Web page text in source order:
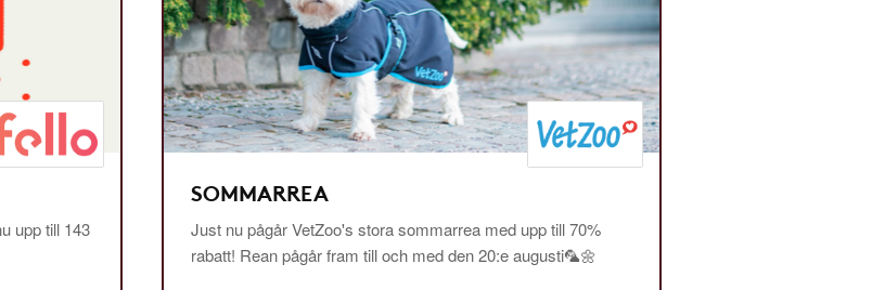
upp till 143
SOMMARREA
Just nu pågår VetZoo's stora sommarrea med upp till 70%
rabatt! Rean pågår fram till och med den 20:e augusti🦜🌼